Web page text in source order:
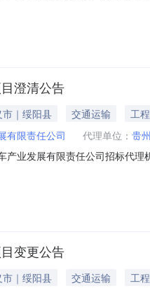
目编号：RC2025ZB00022、
澄清公告
｜绥阳县 交通运输
工程
有限责任公司 代理单位： 贵
产业发展有限责任公司招标代
和招标文件将重新发送至已报
变更公告
｜绥阳县 交通运输
工程